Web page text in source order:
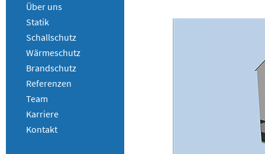
Über uns
Statik
Schallschutz
Wärmeschutz
Brandschutz
Referenzen
Team
Karriere
Kontakt